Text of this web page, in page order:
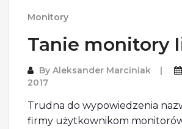
Monitory
Tanie monitory
By Aleksander Marciniak
2017
Trudna do wypowiedzenia
firmy użytkownikom